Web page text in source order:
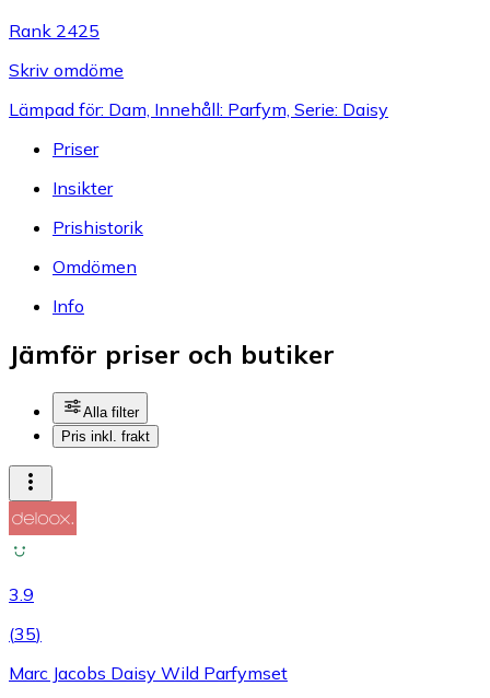
Rank 2425
Skriv omdöme
Lämpad för: Dam, Innehåll: Parfym, Serie: Daisy
Priser
Insikter
Prishistorik
Omdömen
Info
Jämför priser och butiker
Alla filter
Pris inkl. frakt
3.9
(35)
Marc Jacobs Daisy Wild Parfymset